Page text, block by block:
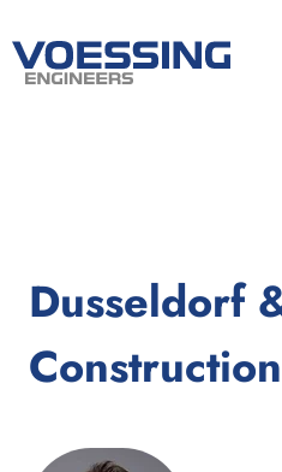
Dusseldorf
Construction